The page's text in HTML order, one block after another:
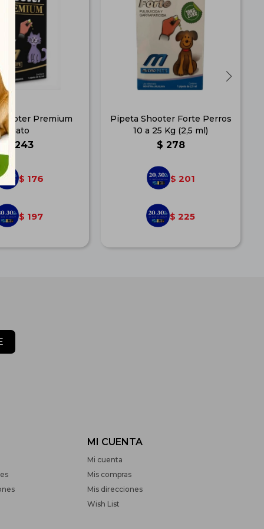
Premium
Gato
243
$ 176
$ 197
Pipeta Shooter Forte Perros
10 a 25 Kg (2,5 ml)
$ 278
$ 201
$ 225
MI CUENTA
Mi cuenta
Mis compras
Mis direcciones
Wish List